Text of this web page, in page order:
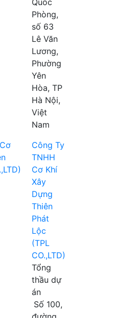
Quốc
Phòng,
số 63
Lê Văn
Lương,
Phường
Yên
Hòa, TP
Hà Nội,
Việt
Nam
Công Ty
TNHH
Cơ Khí
Xây
Dựng
Thiên
Phát
Lộc
(TPL
CO.,LTD)
Tổng
thầu dự
án
Số 100,